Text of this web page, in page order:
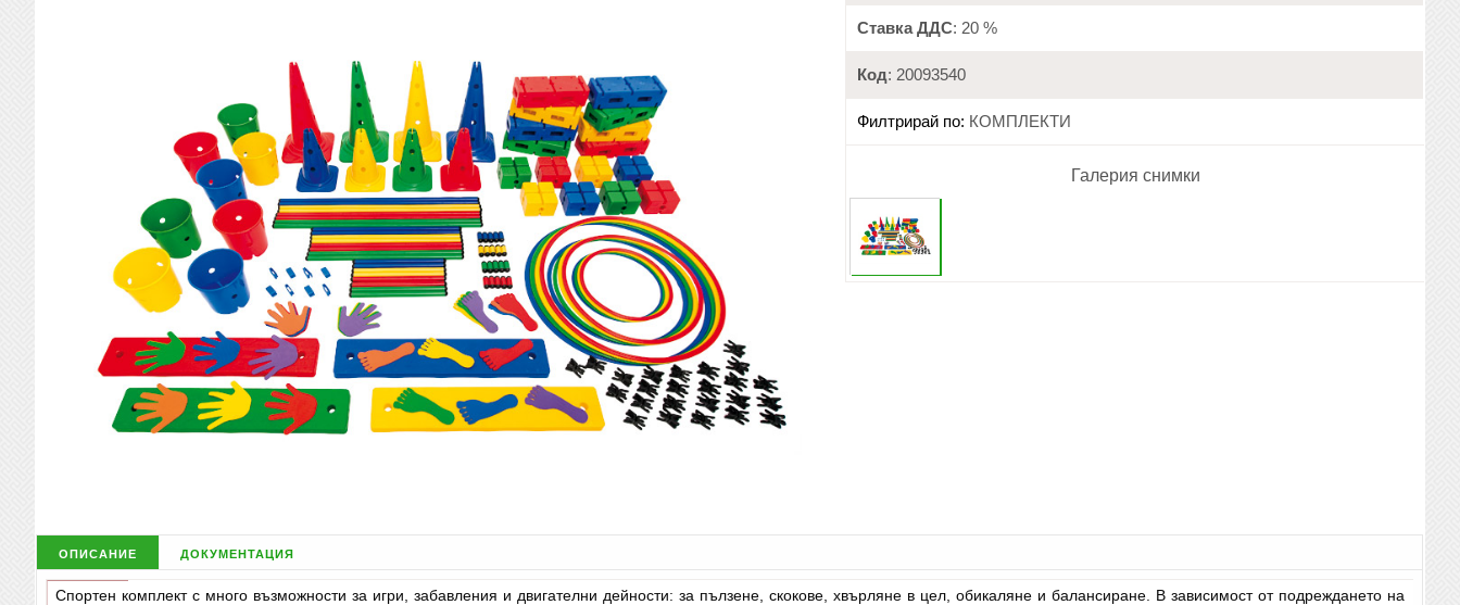
Ставка ДДС: 20 %
Код: 20093540
Филтрирай по: КОМПЛЕКТИ
Галерия снимки
описание документация
Спортен комплект с много възможности за игри, забавления и двигателни дейности: за пълзене, скокове, хвърляне в цел, обикаляне и балансиране. В зависимост от подреждането на